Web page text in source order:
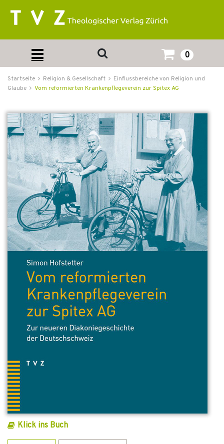
0
Startseite Religion & Gesellschaft
Einflussbereiche von Religion und
Glaube
Vom reformierten Krankenpflegeverein zur Spitex AG
Klick ins Buch